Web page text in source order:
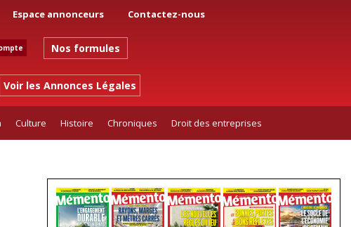
Espace annonceurs Contactez-nous
Nos formules
Voir les Annonces Légales
Culture Histoire Chroniques Droit des entreprises